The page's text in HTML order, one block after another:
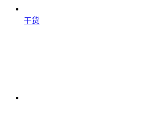
干货